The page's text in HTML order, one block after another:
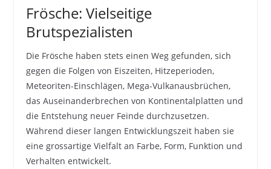
Frösche: Vielseitige
Brutspezialisten
Die Frösche haben stets einen Weg gefunden, sich
gegen die Folgen von Eiszeiten, Hitzeperioden,
Meteoriten-Einschlägen, Mega-Vulkanausbrüchen,
das Auseinanderbrechen von Kontinentalplatten und
die Entstehung neuer Feinde durchzusetzen.
Während dieser langen Entwicklungszeit haben sie
eine grossartige Vielfalt an Farbe, Form, Funktion und
Verhalten entwickelt.